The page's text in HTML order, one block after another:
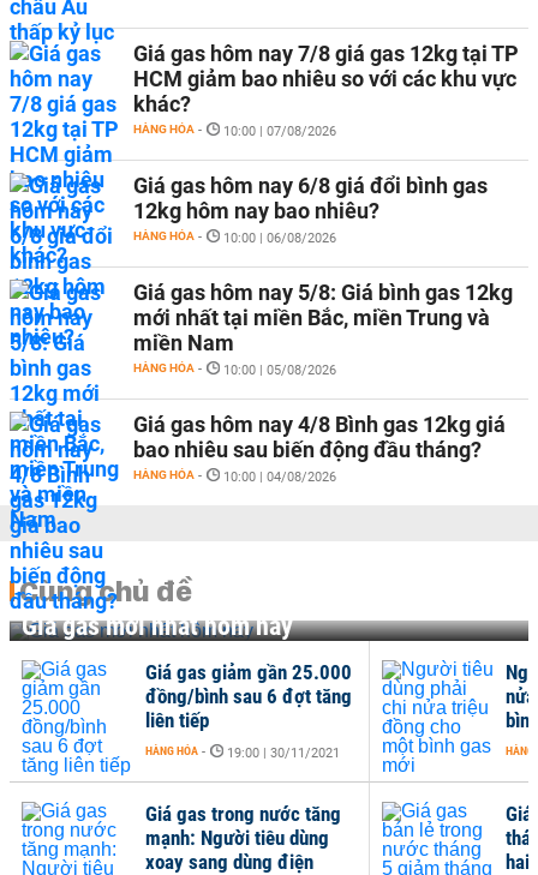
Giá gas hôm nay 7/8 giá gas 12kg tại TP
HCM giảm bao nhiêu so với các khu vực
khác?
HÀNG HÓA - 10:00 | 07/08/2026
Giá gas hôm nay 6/8 giá đổi bình gas
12kg hôm nay bao nhiêu?
HÀNG HÓA - 10:00 | 06/08/2026
Giá gas hôm nay 5/8: Giá bình gas 12kg
mới nhất tại miền Bắc, miền Trung và
miền Nam
HÀNG HÓA - 10:00 | 05/08/2026
Giá gas hôm nay 4/8 Bình gas 12kg giá
bao nhiêu sau biến động đầu tháng?
HÀNG HÓA - 10:00 | 04/08/2026
Cùng chủ đề
Giá gas mới nhất hôm nay
hai
Giá gas giảm gần 25.000
đồng/bình sau 6 đợt tăng
liên tiếp
HÀNG HÓA - 19:00 | 30/11/2021
Giá gas trong nước tăng
mạnh: Người tiêu dùng
xoay sang dùng điện
HÀNG